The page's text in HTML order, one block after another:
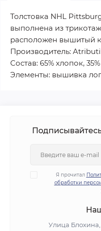
Толстовка NHL
выполнена из
расположен вышитый
Производитель:
Состав: 65% хлопок,
Элементы: вышивка
Я прочитал
обработки
Улица